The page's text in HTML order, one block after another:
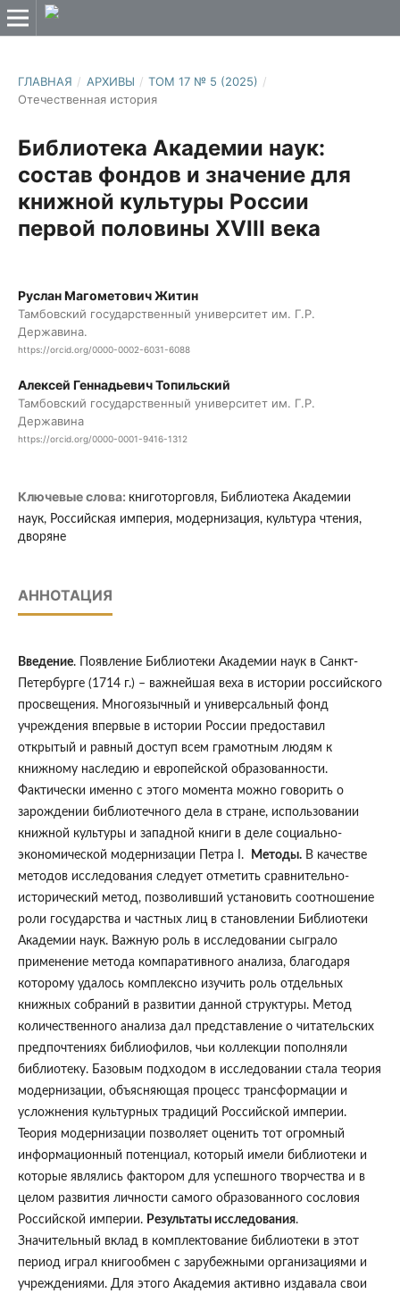
ГЛАВНАЯ / АРХИВЫ / ТОМ 17 № 5 (2025) /
Отечественная история
Библиотека Академии наук:
состав фондов и значение для
книжной культуры России
первой половины XVIII века
Руслан Магометович Житин
Тамбовский государственный университет им. Г.Р.
Державина.
https://orcid.org/0000-0002-6031-6088
Алексей Геннадьевич Топильский
Тамбовский государственный университет им. Г.Р.
Державина
https://orcid.org/0000-0001-9416-1312
Ключевые слова: книготорговля, Библиотека Академии
наук, Российская империя, модернизация, культура чтения,
дворяне
АННОТАЦИЯ
Введение. Появление Библиотеки Академии наук в Санкт-
Петербурге (1714 г.) – важнейшая веха в истории российского
просвещения. Многоязычный и универсальный фонд
учреждения впервые в истории России предоставил
открытый и равный доступ всем грамотным людям к
книжному наследию и европейской образованности.
Фактически именно с этого момента можно говорить о
зарождении библиотечного дела в стране, использовании
книжной культуры и западной книги в деле социально-
экономической модернизации Петра I.
Методы.В качестве
методов исследования следует отметить сравнительно-
исторический метод, позволивший установить соотношение
роли государства и частных лиц в становлении Библиотеки
Академии наук. Важную роль в исследовании сыграло
применение метода компаративного анализа, благодаря
которому удалось комплексно изучить роль отдельных
книжных собраний в развитии данной структуры. Метод
количественного анализа дал представление о читательских
предпочтениях библиофилов, чьи коллекции пополняли
библиотеку. Базовым подходом в исследовании стала теория
модернизации, объясняющая процесс трансформации и
усложнения культурных традиций Российской империи.
Теория модернизации позволяет оценить тот огромный
информационный потенциал, который имели библиотеки и
которые являлись фактором для успешного творчества и в
целом развития личности самого образованного сословия
Российской империи. Результаты исследования.
Значительный вклад в комплектование библиотеки в этот
период играл книгообмен с зарубежными организациями и
учреждениями. Для этого Академия активно издавала свои